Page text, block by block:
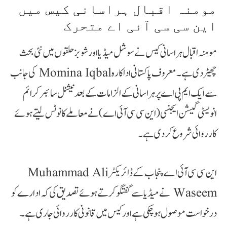
مومنہ اقبال ہراسانی کیس میں
این سی سی آئی اے متحرک
مومنہ اقبال ہراسانی کیس نے سوشل میڈیا اور شوبز حلقوں میں نئی بحث
چھیڑ دی ہے۔ معروف پاکستانی اداکارہ Momina Iqbal کی جانب
سے ایک ایم پی اے پر ہراسانی کے الزامات کے بعد نیشنل سائبر کرائم
انویسٹی گیشن ایجنسی (این سی سی آئی اے) نے معاملے کا نوٹس لیتے ہوئے
کارروائی شروع کر دی ہے۔
این سی سی آئی اے پنجاب کے ڈائریکٹر Muhammad Ali
Waseem نے میڈیا سے گفتگو کرتے ہوئے تصدیق کی کہ ادارے کو
درخواست موصول ہو چکی ہے اور کیس میں قانونی کارروائی جاری ہے۔